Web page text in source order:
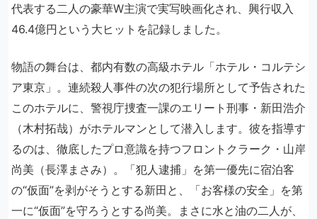
代表する二人の豪華W主演で実写映画化され、興行収入
46.4億円という大ヒットを記録しました。
物語の舞台は、都内有数の高級ホテル「ホテル・コルテシ
ア東京」。連続殺人事件の次の犯行場所として予告された
このホテルに、警視庁捜査一課のエリート刑事・新田浩介
（木村拓哉）がホテルマンとして潜入します。彼を指導す
るのは、徹底したプロ意識を持つフロントクラーク・山岸
尚美（長澤まさみ）。「犯人逮捕」を第一優先に宿泊客
の“仮面”を剥がそうとする新田と、「お客様の安全」を第
一に“仮面”を守ろうとする尚美。まさに水と油の二人が、